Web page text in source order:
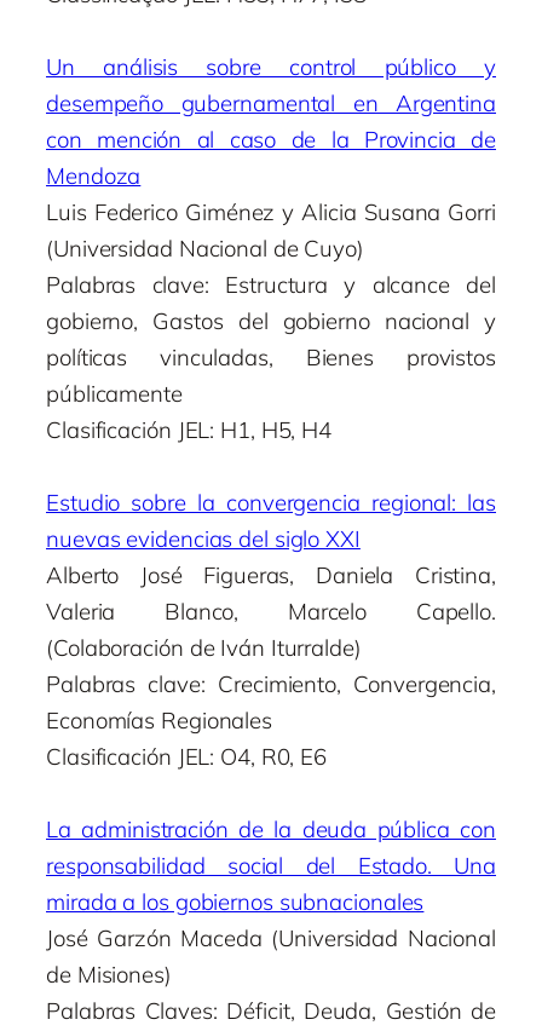
Un análisis sobre control público y
desempeño gubernamental en Argentina
con mención al caso de la Provincia de
Mendoza
Luis Federico Giménez y Alicia Susana Gorri
(Universidad Nacional de Cuyo)
Palabras clave: Estructura y alcance del
gobierno, Gastos del gobierno nacional y
políticas vinculadas, Bienes provistos
públicamente
Clasificación JEL: H1, H5, H4
Estudio sobre la convergencia regional: las
nuevas evidencias del siglo XXI
Alberto José Figueras, Daniela Cristina,
Valeria Blanco, Marcelo Capello.
(Colaboración de Iván Iturralde)
Palabras clave: Crecimiento, Convergencia,
Economías Regionales
Clasificación JEL: O4, R0, E6
La administración de la deuda pública con
responsabilidad social del Estado. Una
mirada a los gobiernos subnacionales
José Garzón Maceda (Universidad Nacional
de Misiones)
Palabras Claves: Déficit, Deuda, Gestión de